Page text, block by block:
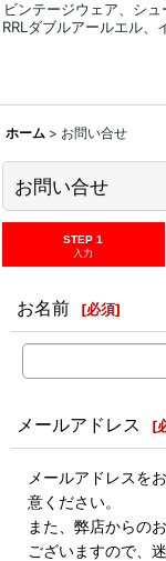
ビンテージウェア、シュ
RRLダブルアールエル
ホーム > お問い合せ
お問い合せ
STEP 1
入力
お名前 [必須]
メールアドレス [
メールアドレスを
意ください。
また、弊店からの
ございますので、